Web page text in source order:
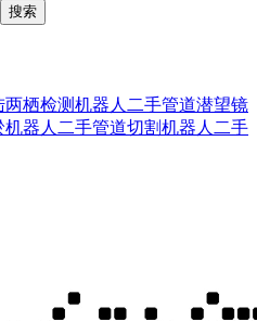
搜索
两栖检测机器人 二手管道潜望镜
器人 二手管道切割机器人 二手